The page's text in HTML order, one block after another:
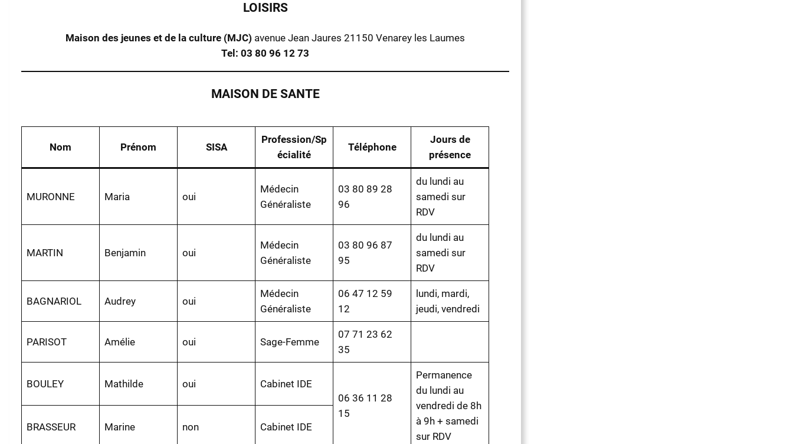
LOISIRS
Maison des jeunes et de la culture (MJC) avenue Jean Jaures 21150 Venarey les Laumes
Tel: 03 80 96 12 73
MAISON DE SANTE
Nom Prénom SISA
Profession/Sp
écialité
Téléphone
Jours de
présence
MURONNE Maria oui
Médecin
Généraliste
03 80 89 28
96
du lundi au
samedi sur
RDV
MARTIN Benjamin oui
Médecin
Généraliste
03 80 96 87
95
du lundi au
samedi sur
RDV
BAGNARIOL Audrey oui
Médecin
Généraliste
06 47 12 59
12
lundi, mardi,
jeudi, vendredi
PARISOT Amélie oui Sage-Femme
07 71 23 62
35
BOULEY Mathilde oui
Cabinet IDE
06 36 11 28
15
Permanence
du lundi au
vendredi de 8h
à 9h + samedi
sur RDV
BRASSEUR Marine non Cabinet IDE